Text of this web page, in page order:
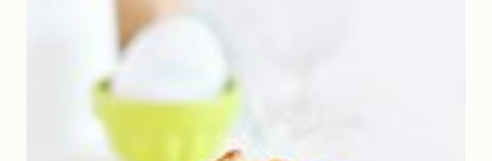
YAOURT
GREC